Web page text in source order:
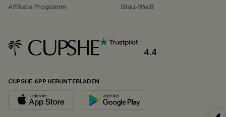
Affiliate Programm
Blau-Weiß
4.4
CUPSHE-APP HERUNTERLADEN